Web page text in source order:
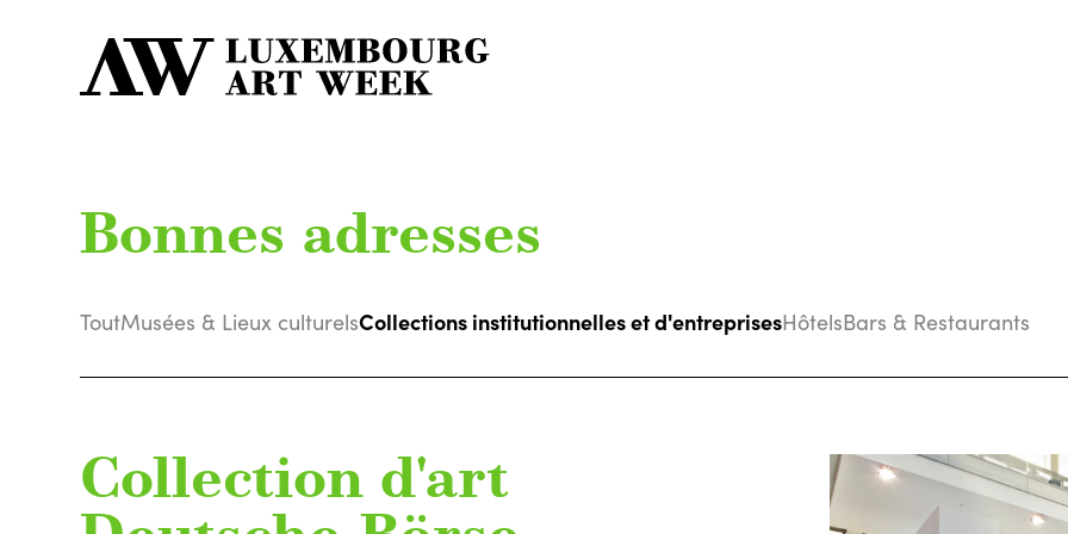
Bonnes adresses
ToutMusées & Lieux culturelsCollections institutionnelles et d'entreprisesHôtelsBars & Restaurants
Collection d'art